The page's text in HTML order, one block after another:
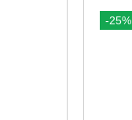
-25%